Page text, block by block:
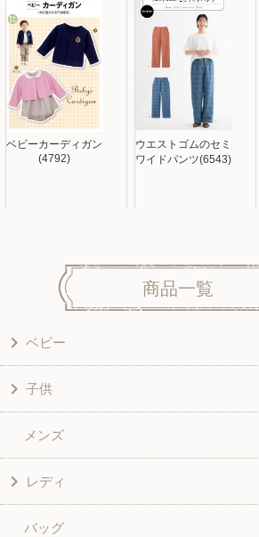
ベビーカーディガン
(4792)
ウエストゴムのセミ
ワイドパンツ(6543)
商品一覧
ベビー
洋服
和風衣類
グッズ
子供
ワンピース
シャツ・ブラウス
スカート・パンツ
メンズ
レディ
シャツ・ブラウス
バッグ